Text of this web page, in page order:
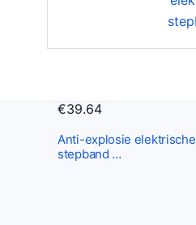
€39.64
Anti-explosie elektrische
stepband …